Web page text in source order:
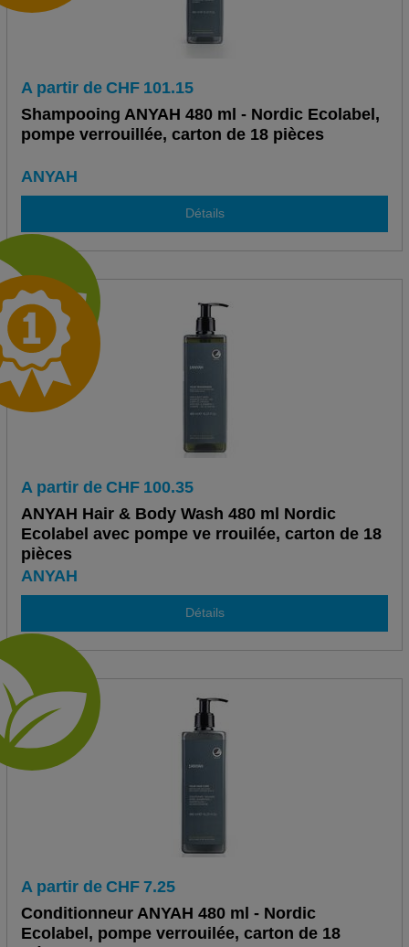
A partir de CHF 101.15
Shampooing ANYAH 480 ml - Nordic Ecolabel,
pompe verrouillée, carton de 18 pièces
ANYAH
Détails
A partir de CHF 100.35
ANYAH Hair & Body Wash 480 ml Nordic
Ecolabel avec pompe ve rrouilée, carton de 18
pièces
ANYAH
Détails
A partir de CHF 7.25
Conditionneur ANYAH 480 ml - Nordic
Ecolabel, pompe verrouilée, carton de 18